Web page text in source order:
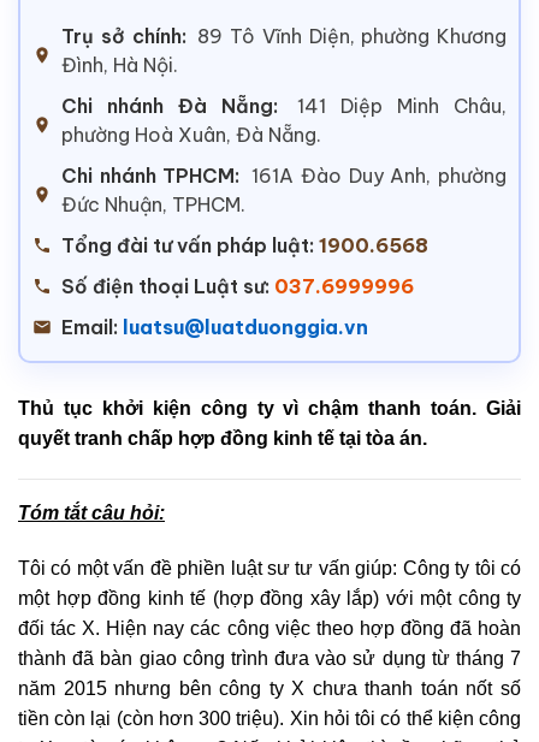
Trụ sở chính: 89 Tô Vĩnh Diện, phường Khương
Đình, Hà Nội.
Chi nhánh Đà Nẵng:
141 Diệp Minh Châu,
phường Hoà Xuân, Đà Nẵng.
Chi nhánh TPHCM: 161A Đào Duy Anh, phường
Đức Nhuận, TPHCM.
Tổng đài tư vấn pháp luật: 1900.6568
Số điện thoại Luật sư: 037.6999996
Email: luatsu@luatduonggia.vn
Thủ tục khởi kiện công ty vì chậm thanh toán. Giải
quyết tranh chấp hợp đồng kinh tế tại tòa án.
Tóm tắt câu hỏi:
Tôi có một vấn đề phiền luật sư tư vấn giúp: Công ty tôi có
một hợp đồng kinh tế (hợp đồng xây lắp) với một công ty
đối tác X. Hiện nay các công việc theo hợp đồng đã hoàn
thành đã bàn giao công trình đưa vào sử dụng từ tháng 7
năm 2015 nhưng bên công ty X chưa thanh toán nốt số
tiền còn lại (còn hơn 300 triệu). Xin hỏi tôi có thể kiện công